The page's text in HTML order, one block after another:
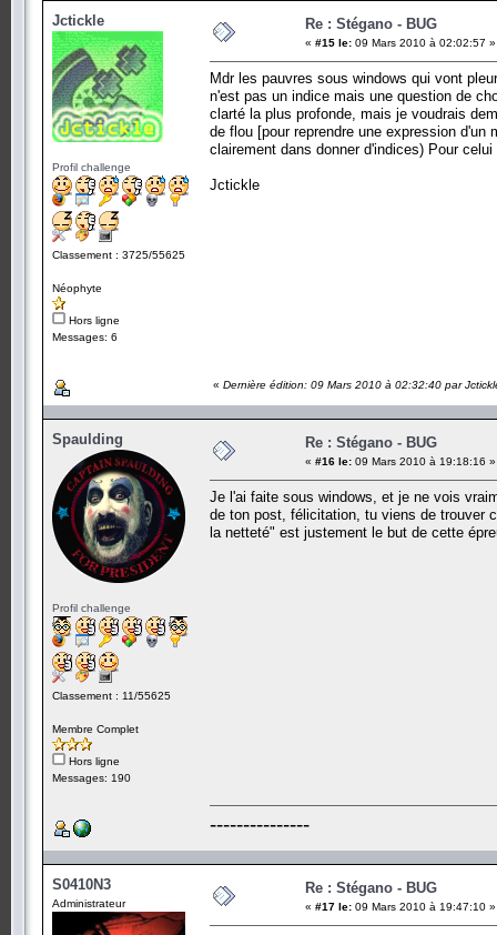
Jctickle
Profil challenge
Classement : 3725/55625
Néophyte
Hors ligne
Messages: 6
Re : Stégano - BUG
« #15 le: 09 Mars 2010 à 02:02:57 »
Mdr les pauvres sous windows qui vont
n'est pas un indice mais une question de
clarté la plus profonde, mais je voudrais
de flou [pour reprendre une expression
clairement dans donner d'indices) Pour
Jctickle
« Dernière édition: 09 Mars 2010 à 02:32:40 par
Spaulding
Profil challenge
Classement : 11/55625
Membre Complet
Hors ligne
Messages: 190
Re : Stégano - BUG
« #16 le: 09 Mars 2010 à 19:18:16 »
Je l'ai faite sous windows, et je ne vois
de ton post, félicitation, tu viens de trouver
la netteté" est justement le but de cette
---------------
S0410N3
Administrateur
Re : Stégano - BUG
« #17 le: 09 Mars 2010 à 19:47:10 »